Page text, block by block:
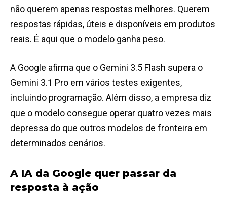
não querem apenas respostas melhores. Querem
respostas rápidas, úteis e disponíveis em produtos
reais. É aqui que o modelo ganha peso.
A Google afirma que o Gemini 3.5 Flash supera o
Gemini 3.1 Pro em vários testes exigentes,
incluindo programação. Além disso, a empresa diz
que o modelo consegue operar quatro vezes mais
depressa do que outros modelos de fronteira em
determinados cenários.
A IA da Google quer passar da
resposta à ação